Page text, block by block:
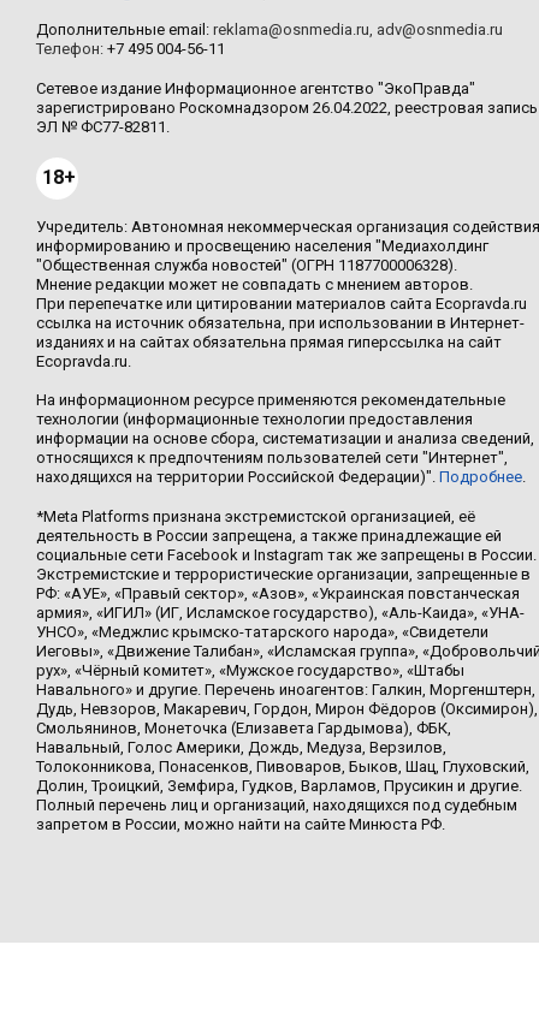
Дополнительные email: reklama@osnmedia.ru, adv@osnmedia.ru
Телефон: +7 495 004-56-11
Сетевое издание Информационное агентство "ЭкоПравда"
зарегистрировано Роскомнадзором 26.04.2022, реестровая запись
ЭЛ № ФС77-82811.
18+
Учредитель: Автономная некоммерческая организация содействия
информированию и просвещению населения "Медиахолдинг
"Общественная служба новостей" (ОГРН 1187700006328).
Мнение редакции может не совпадать с мнением авторов.
При перепечатке или цитировании материалов сайта Ecopravda.ru
ссылка на источник обязательна, при использовании в Интернет-
изданиях и на сайтах обязательна прямая гиперссылка на сайт
Ecopravda.ru.
На информационном ресурсе применяются рекомендательные
технологии (информационные технологии предоставления
информации на основе сбора, систематизации и анализа сведений,
относящихся к предпочтениям пользователей сети "Интернет",
находящихся на территории Российской Федерации)". Подробнее.
*Meta Platforms признана экстремистской организацией, её
деятельность в России запрещена, а также принадлежащие ей
социальные сети Facebook и Instagram так же запрещены в России.
Экстремистские и террористические организации, запрещенные в
РФ: «АУЕ», «Правый сектор», «Азов», «Украинская повстанческая
армия», «ИГИЛ» (ИГ, Исламское государство), «Аль-Каида», «УНА-
УНСО», «Меджлис крымско-татарского народа», «Свидетели
Иеговы», «Движение Талибан», «Исламская группа»,
рух», «Чёрный комитет», «Мужское государство», «Штабы
Навального» и другие. Перечень иноагентов: Галкин, Моргенштерн,
Дудь, Невзоров, Макаревич, Гордон, Мирон Фёдоров (Оксимирон),
Смольянинов, Монеточка (Елизавета Гардымова), ФБК,
Навальный, Голос Америки, Дождь, Медуза, Верзилов,
Толоконникова, Понасенков, Пивоваров, Быков, Шац, Глуховский,
Долин, Троицкий, Земфира, Гудков, Варламов, Прусикин и другие.
Полный перечень лиц и организаций, находящихся под судебным
запретом в России, можно найти на сайте Минюста РФ.